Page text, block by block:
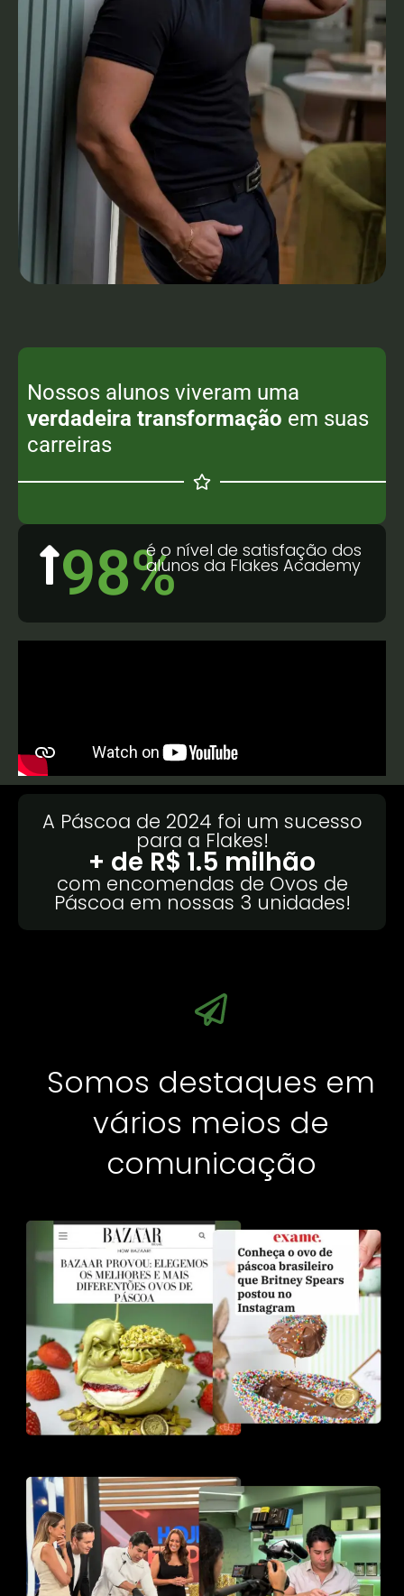
Nossos alunos viveram uma
verdadeira transformação em suas
carreiras
98%
é o nível de satisfação dos
alunos da Flakes Academy
A Páscoa de 2024 foi um sucesso
para a Flakes!
+ de R$ 1.5 milhão
com encomendas de Ovos de
Páscoa em nossas 3 unidades!
Somos destaques em
vários meios de
comunicação